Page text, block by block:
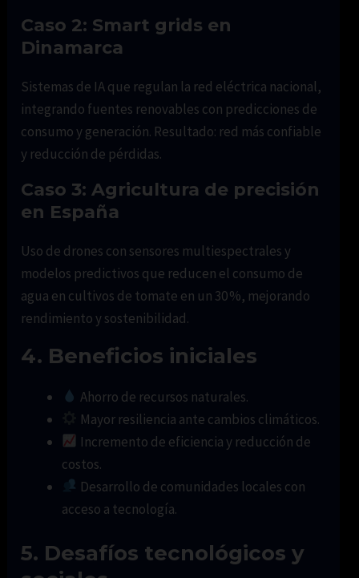
Caso 2: Smart grids en
Dinamarca
Sistemas de IA que regulan la red eléctrica nacional,
integrando fuentes renovables con predicciones de
consumo y generación. Resultado: red más confiable
y reducción de pérdidas.
Caso 3: Agricultura de precisión
en España
Uso de drones con sensores multiespectrales y
modelos predictivos que reducen el consumo de
agua en cultivos de tomate en un 30 %, mejorando
rendimiento y sostenibilidad.
4. Beneficios iniciales
Ahorro de recursos naturales.
Mayor resiliencia ante cambios climáticos.
Incremento de eficiencia y reducción de
costos.
Desarrollo de comunidades locales con
acceso a tecnología.
5. Desafíos tecnológicos y